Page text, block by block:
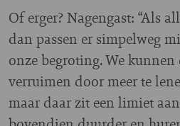
Of erger? Nagengast: “Als
dan passen er simpelweg
onze begroting. We
verruimen door meer te
maar daar zit een limiet